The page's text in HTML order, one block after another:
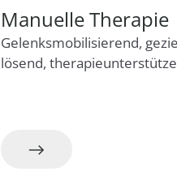
Manuelle Therapie
Gelenksmobilisierend,
lösend,